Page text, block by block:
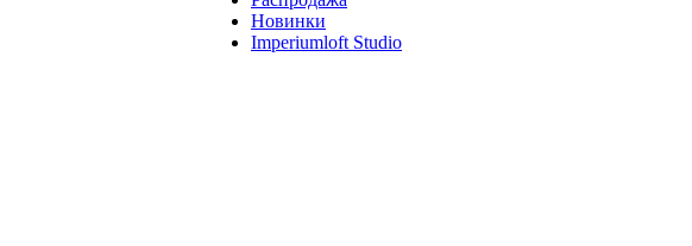
Новинки
Imperiumloft Studio